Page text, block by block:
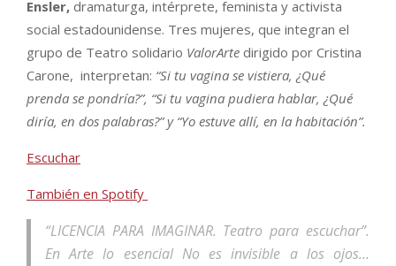
Ensler, dramaturga, intérprete, feminista y activista
social estadounidense. Tres mujeres, que integran el
grupo de Teatro solidario ValorArte dirigido por Cristina
Carone, interpretan: “Si tu vagina se vistiera, ¿Qué
prenda se pondría?”, “Si tu vagina pudiera hablar, ¿Qué
diría, en dos palabras?” y “Yo estuve allí, en la habitación”.
Escuchar
También en Spotify
“LICENCIA PARA IMAGINAR. Teatro para escuchar”.
En Arte lo esencial No es invisible a los ojos…